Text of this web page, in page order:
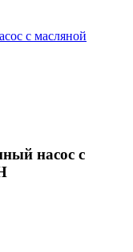
насос с